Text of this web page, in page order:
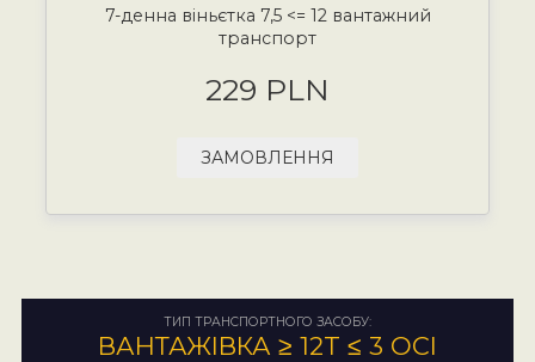
7-денна віньєтка 7,5 <= 12 вантажний
транспорт
229 PLN
ЗАМОВЛЕННЯ
ТИП ТРАНСПОРТНОГО ЗАСОБУ:
ВАНТАЖІВКА ≥ 12T ≤ 3 ОСІ